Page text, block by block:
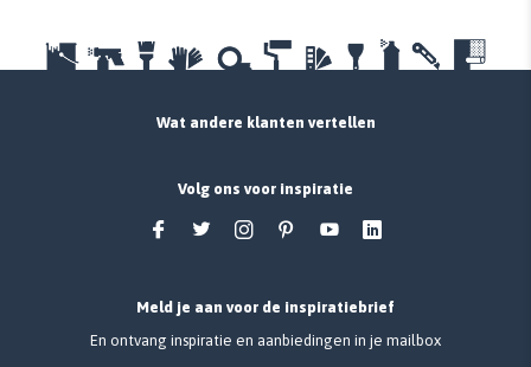
Wat andere klanten vertellen
Volg ons voor inspiratie
Meld je aan voor de inspiratiebrief
En ontvang inspiratie en aanbiedingen in je mailbox